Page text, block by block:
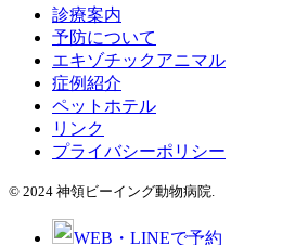
診療案内
予防について
エキゾチックアニマル
症例紹介
ペットホテル
リンク
プライバシーポリシー
© 2024 神領ビーイング動物病院.
WEB・LINEで予約